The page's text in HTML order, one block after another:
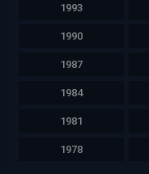
1993
1990
1987
1984
1981
1978